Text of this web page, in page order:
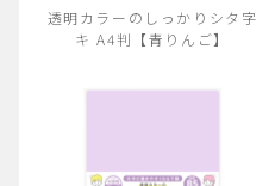
透明カラーのしっかりシタ字
キ A4判【青りんご】